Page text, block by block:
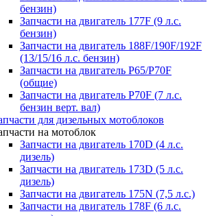
бензин)
Запчасти на двигатель 177F (9 л.с.
бензин)
Запчасти на двигатель 188F/190F/192F
(13/15/16 л.с. бензин)
Запчасти на двигатель P65/P70F
(общие)
Запчасти на двигатель P70F (7 л.с.
бензин верт. вал)
для дизельных мотоблоков
на мотоблок
Запчасти на двигатель 170D (4 л.с.
дизель)
Запчасти на двигатель 173D (5 л.с.
дизель)
Запчасти на двигатель 175N (7,5 л.с.)
Запчасти на двигатель 178F (6 л.с.